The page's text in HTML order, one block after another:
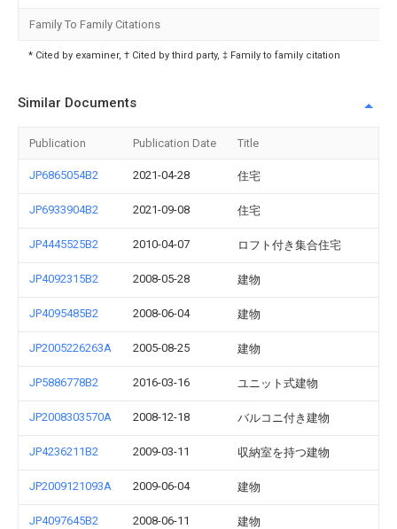
Family To Family Citations
* Cited by examiner, † Cited by third party, ‡ Family to family citation
Similar Documents
Publication Publication Date Title
JP6865054B2 2021-04-28 住宅
JP6933904B2 2021-09-08 住宅
JP4445525B2 2010-04-07 ロフト付き集合住宅
JP4092315B2 2008-05-28 建物
JP4095485B2 2008-06-04 建物
JP2005226263A 2005-08-25 建物
JP5886778B2 2016-03-16 ユニット式建物
JP2008303570A 2008-12-18 バルコニ付き建物
JP4236211B2 2009-03-11 収納室を持つ建物
JP2009121093A 2009-06-04 建物
JP4097645B2 2008-06-11 建物